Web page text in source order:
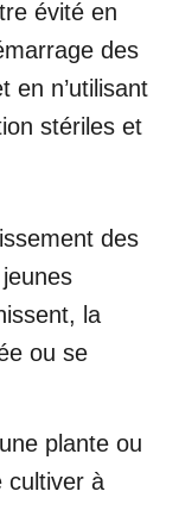
évité en
des
en n’utilisant
stériles et
des
la
ou se
plante ou
cultiver à